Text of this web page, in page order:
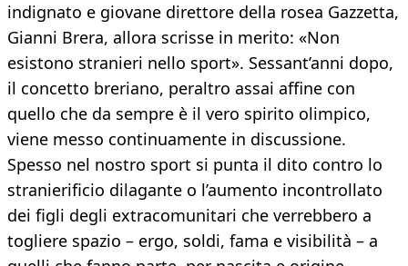
indignato e giovane direttore della rosea Gazzetta,
Gianni Brera, allora scrisse in merito: «Non
esistono stranieri nello sport». Sessant’anni dopo,
il concetto breriano, peraltro assai affine con
quello che da sempre è il vero spirito olimpico,
viene messo continuamente in discussione.
Spesso nel nostro sport si punta il dito contro lo
stranierificio dilagante o l’aumento incontrollato
dei figli degli extracomunitari che verrebbero a
togliere spazio – ergo, soldi, fama e visibilità – a